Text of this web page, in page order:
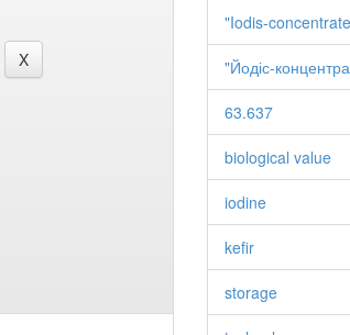
"Iodis-
"Йодіс-
63.637
biological value
iodine
kefir
storage